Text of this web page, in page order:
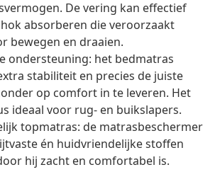
De vering kan effectief
absorberen die veroorzaakt
bewegen en draaien.
ondersteuning: het bedmatras
stabiliteit en precies de juiste
op comfort in te leveren. Het
ideaal voor rug- en buikslapers.
topmatras: de matrasbeschermer
én huidvriendelijke stoffen
hij zacht en comfortabel is.